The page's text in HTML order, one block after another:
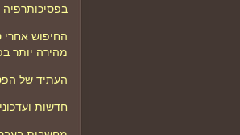
בפסיכותרפיה
החיפוש אחרי
מהירה יותר
העתיד של
חדשות